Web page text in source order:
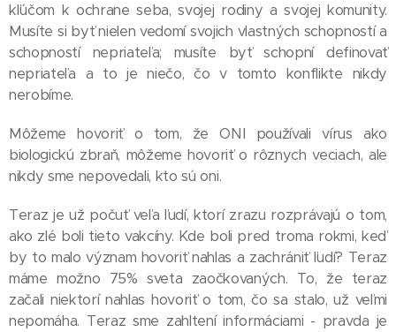
kľúčom k ochrane seba, svojej rodiny a svojej komunity.
Musíte si byť nielen vedomí svojich vlastných schopností a
schopností nepriateľa; musíte byť schopní definovať
nepriateľa a to je niečo, čo v tomto konflikte nikdy
nerobíme.
Môžeme hovoriť o tom, že ONI používali vírus ako
biologickú zbraň, môžeme hovoriť o rôznych veciach, ale
nikdy sme nepovedali, kto sú oni.
Teraz je už počuť veľa ľudí, ktorí zrazu rozprávajú o tom,
ako zlé boli tieto vakcíny. Kde boli pred troma rokmi, keď
by to malo význam hovoriť nahlas a zachrániť ľudí? Teraz
máme možno 75% sveta zaočkovaných. To, že teraz
začali niektorí nahlas hovoriť o tom, čo sa stalo, už veľmi
nepomáha. Teraz sme zahltení informáciami - pravda je